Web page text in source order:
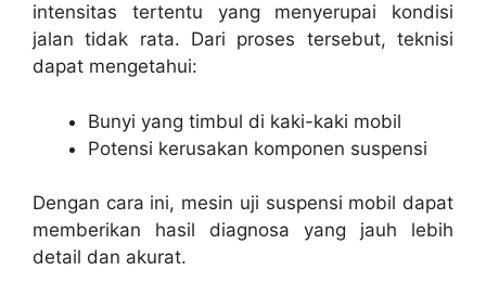
intensitas tertentu yang menyerupai kondisi
jalan tidak rata. Dari proses tersebut, teknisi
dapat mengetahui:
Bunyi yang timbul di kaki-kaki mobil
Potensi kerusakan komponen suspensi
Dengan cara ini, mesin uji suspensi mobil dapat
memberikan hasil diagnosa yang jauh lebih
detail dan akurat.